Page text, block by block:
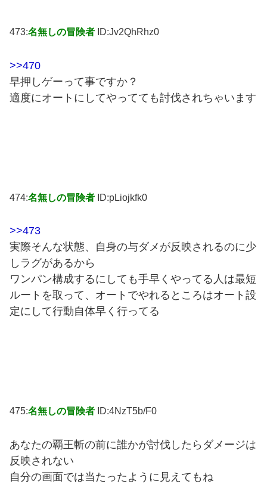
473:名無しの冒険者 ID:Jv2QhRhz0
>>470
早押しゲーって事ですか？
適度にオートにしてやってても討伐されちゃいます
474:名無しの冒険者 ID:pLiojkfk0
>>473
実際そんな状態、自身の与ダメが反映されるのに少
しラグがあるから
ワンパン構成するにしても手早くやってる人は最短
ルートを取って、オートでやれるところはオート設
定にして行動自体早く行ってる
475:名無しの冒険者 ID:4NzT5b/F0
あなたの覇王斬の前に誰かが討伐したらダメージは
反映されない
自分の画面では当たったように見えてもね